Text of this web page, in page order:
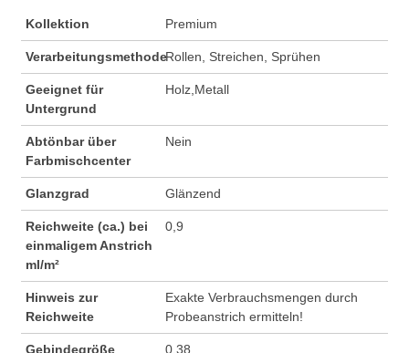
Kollektion Premium
VerarbeitungsmethodeRollen, Streichen, Sprühen
Geeignet für
Untergrund
Holz,Metall
Abtönbar über
Farbmischcenter
Nein
Glanzgrad Glänzend
Reichweite (ca.) bei
einmaligem Anstrich
ml/m²
0,9
Hinweis zur
Reichweite
Exakte Verbrauchsmengen durch
Probeanstrich ermitteln!
Gebindegröße
0,38